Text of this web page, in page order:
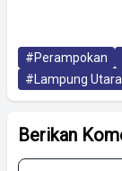
#Perampokan
#Lampung Utara
Berikan